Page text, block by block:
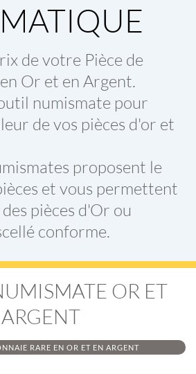
de votre Pièce de
en Or et en Argent.
numismate pour
de vos pièces d'or et
proposent le
et vous permettent
pièces d'Or ou
conforme.
OR ET
ARGENT
RARE EN OR ET EN ARGENT